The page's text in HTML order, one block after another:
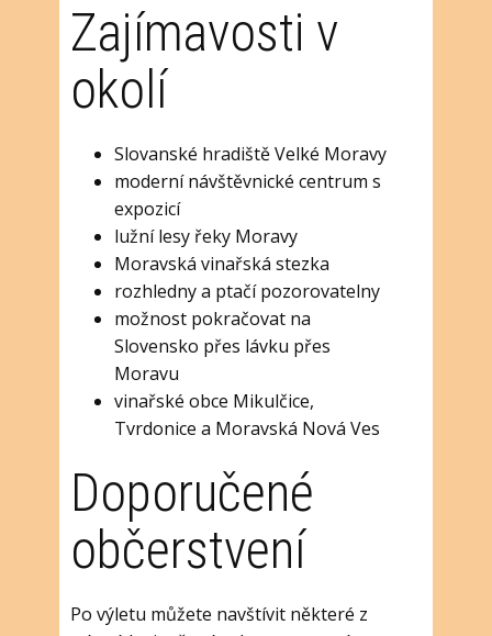
Zajímavosti v
okolí
Slovanské hradiště Velké Moravy
moderní návštěvnické centrum s
expozicí
lužní lesy řeky Moravy
Moravská vinařská stezka
rozhledny a ptačí pozorovatelny
možnost pokračovat na
Slovensko přes lávku přes
Moravu
vinařské obce Mikulčice,
Tvrdonice a Moravská Nová Ves
Doporučené
občerstvení
Po výletu můžete navštívit některé z